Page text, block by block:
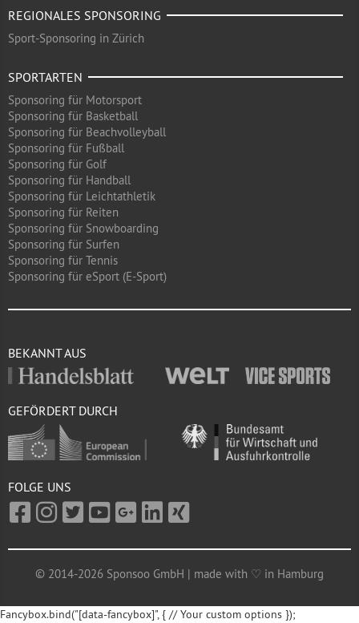
REGIONALES SPONSORING
Sport-Sponsoring in Zürich
SPORTARTEN
Sponsoring für Motorsport
Sponsoring für Basketball
Sponsoring für Beachvolleyball
Sponsoring für Fußball
Sponsoring für Golf
Sponsoring für Handball
Sponsoring für Leichtathletik
Sponsoring für Reiten
Sponsoring für Snowboarding
Sponsoring für Surfen
Sponsoring für Tennis
Sponsoring für eSport (E-Sport)
BEKANNT AUS
GEFÖRDERT DURCH
FOLGE UNS
© 2014-2026 Sponsoo GmbH | made with ♡ in Hamburg
Fancybox.bind("[data-fancybox]", { // Your custom options });